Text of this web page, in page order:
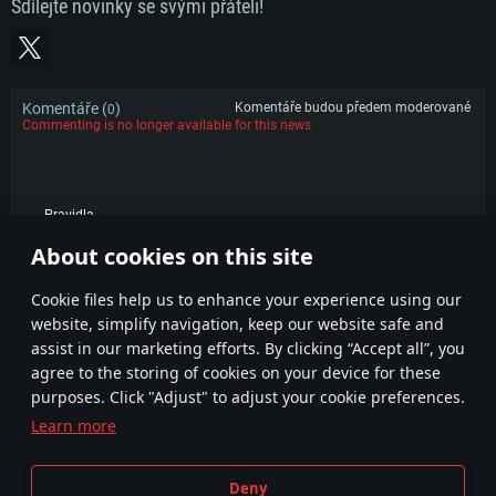
About cookies on this site
Сookie files help us to enhance your experience using our
website, simplify navigation, keep our website safe and
assist in our marketing efforts. By clicking “Accept all”, you
agree to the storing of cookies on your device for these
purposes. Click "Adjust" to adjust your cookie preferences.
Learn more
Deny
570 a lepší
Připojení: Širokopásmové připojení
Připojení: Širokopásmové připojení
Místo na disku: 62,2 GB
staršími, než půl roku) / srovnatelná karta AMD (Radeon RX 570) s
nejnovějšími proprietárními ovladači (ne staršími, než půl roku) a s
Připojení: Širokopásmové připojení
Sdílejte novinky se svými přáteli!
Komentáře (0)
Komentáře budou předem moderované
Commenting is no longer available for this news
Pravidla
POPULÁRNÍ
Smluvní podmínky
Nastavení souborů cookie